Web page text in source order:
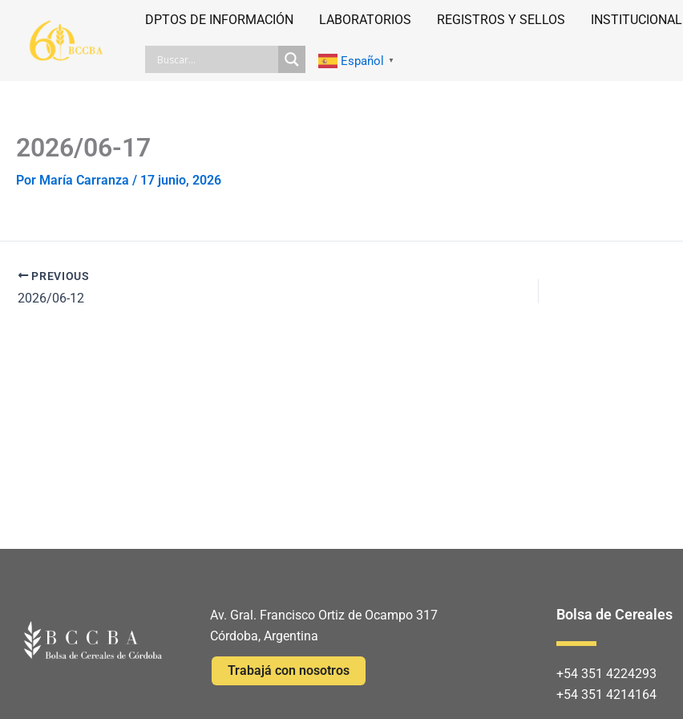
contenido
DPTOS DE INFORMACIÓN LABORATORIOS REGISTROS Y SELLOS INSTITUCIONAL
Español ▼
2026/06-17
Por María Carranza / 17 junio, 2026
PREVIOUS
2026/06-12
Av. Gral. Francisco Ortiz de Ocampo 317
Córdoba, Argentina
Trabajá con nosotros
Bolsa de Cereales
+54 351 4224293
+54 351 4214164